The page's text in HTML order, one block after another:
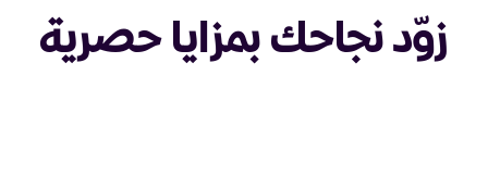
زوّد نجاحك بمزايا حصرية